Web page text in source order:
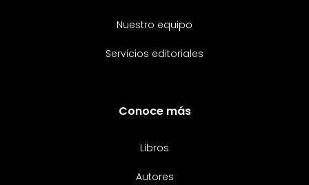
Nuestro equipo
Servicios editoriales
Conoce más
Libros
Autores